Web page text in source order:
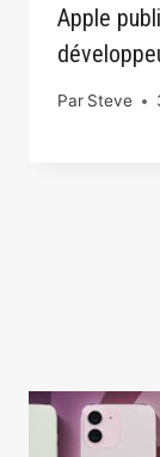
Apple
Par Steve